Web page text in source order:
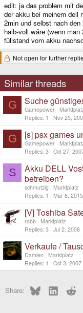
edit: ja das problem mit
der akku bei meinem dell
2min und selbst nach
halb-voll wäre (wenn
füllstand vom akku
Not open for further
Similar threads
G Suche
Gamepower
Replies 1 Nov 25,
G [s] psx games
Gamepower
Replies 3 Oct 27,
S
Akku DELL
betreiben?
schmutzig
Marktplatz
Replies 1 Mar 8, 2015
[V] Toshiba
robb
Marktplatz
Replies 3 Jul 2, 2008
Verkaufe /
Damien
Marktplatz
Replies 1 Oct 3, 2007
Share: BlueskyLinkedIn